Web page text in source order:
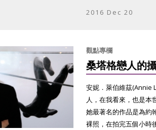
2016 Dec 20
觀點專欄
桑塔格戀人的
安妮．萊伯維茲(Annie
人，在我看來，也是本
她最著名的作品是為約
裸照，在拍完五個小時